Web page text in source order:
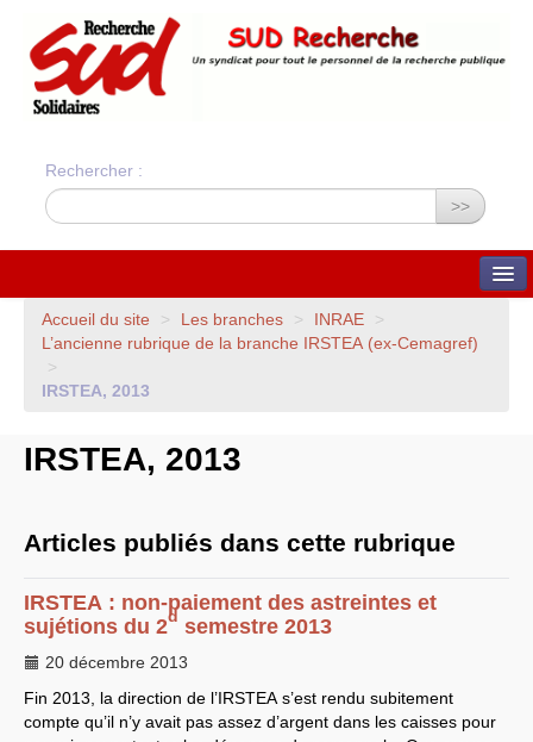
Rechercher :
>>
QUI SOMMES-NOUS ?
Nos valeurs
Statuts du syndicat
Statuts et charte
Orientations du syndicat
Union Syndicale
EXPRESSIONS SUD-RECH
Année 2025
Année 2024
Motions d’actualité du
Année 2022
Année 2021
Accueil du site > Les branches > INRAE
>
L’ancienne rubrique de la branche IRSTEA (ex-Cemagref)
>
IRSTEA, 2013
IRSTEA, 2013
Articles publiés dans cette rubrique
IRSTEA : non-paiement des astreintes et
sujétions du 2d semestre 2013
20 décembre 2013
Fin 2013, la direction de l’IRSTEA s’est rendu subitement
compte qu’il n’y avait pas assez d’argent dans les caisses pour